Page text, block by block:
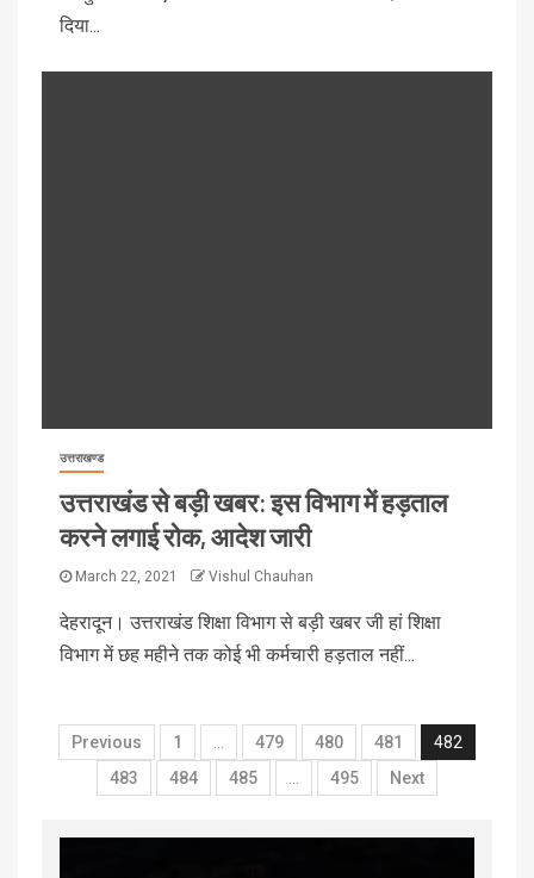
दिया...
उत्तराखण्ड
उत्तराखंड से बड़ी खबर: इस विभाग में हड़ताल
करने लगाई रोक, आदेश जारी
March 22, 2021 Vishul Chauhan
देहरादून। उत्तराखंड शिक्षा विभाग से बड़ी खबर जी हां शिक्षा
विभाग में छह महीने तक कोई भी कर्मचारी हड़ताल नहीं...
Previous 1 479 480 481
482
483
484 485 495 Next